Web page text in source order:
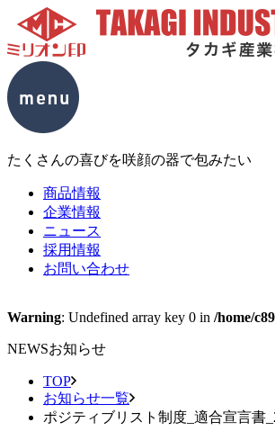
たくさんの喜びを咲顔の器で包みたい
商品情報
企業情報
ニュース
採用情報
お問い合わせ
Warning: Undefined array key 0 in /home/
NEWSお知らせ
TOP
お知らせ一覧
ポジティブリスト制度_適合宣言書